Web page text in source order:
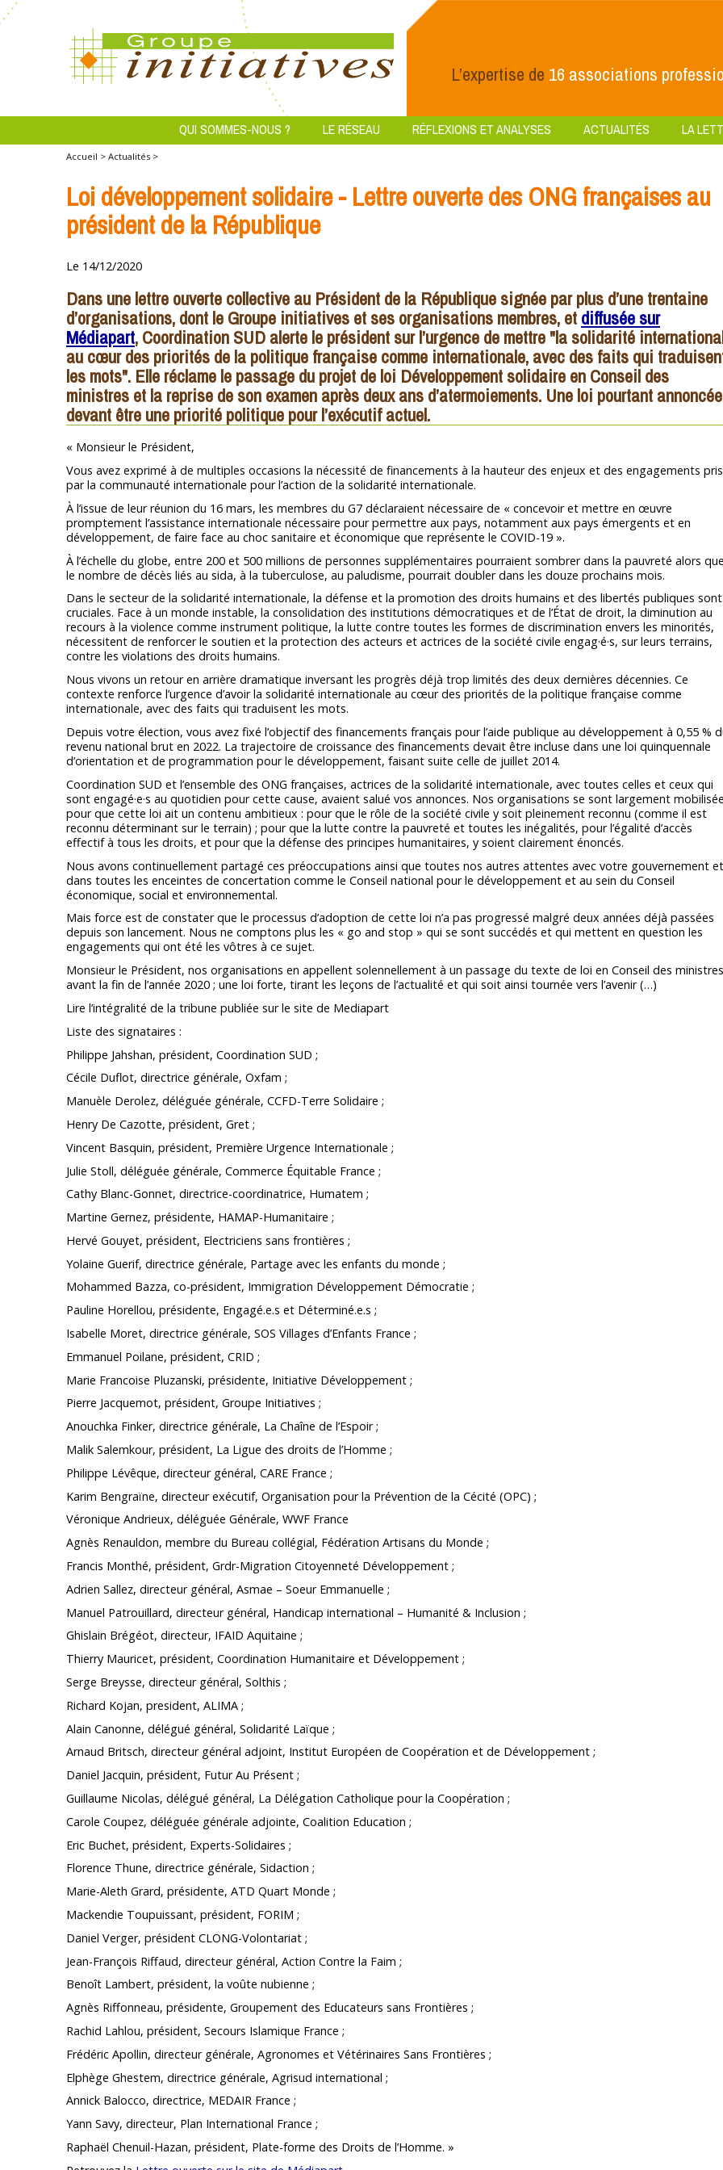
L’expertise de 16 associations
QUI SOMMES-NOUS ? LE RÉSEAU RÉFLEXIONS ET ANALYSES ACTUALITÉS LA
Accueil > Actualités >
Loi développement solidaire - Lettre ouverte des ONG françaises au
président de la République
Le 14/12/2020
Dans une lettre ouverte collective au Président de la République signée par plus d’une trentaine
d’organisations, dont le Groupe initiatives et ses organisations membres, et diffusée sur
Médiapart, Coordination SUD alerte le président sur l’urgence de mettre "la solidarité
au cœur des priorités de la politique française comme internationale, avec des faits qui
les mots". Elle réclame le passage du projet de loi Développement solidaire en Conseil des
ministres et la reprise de son examen après deux ans d’atermoiements. Une loi pourtant annoncée
devant être une priorité politique pour l’exécutif actuel.
« Monsieur le Président,
Vous avez exprimé à de multiples occasions la nécessité de financements à la hauteur des enjeux et des engagements pris
par la communauté internationale pour l’action de la solidarité internationale.
À l’issue de leur réunion du 16 mars, les membres du G7 déclaraient nécessaire de « concevoir et mettre en œuvre
promptement l’assistance internationale nécessaire pour permettre aux pays, notamment aux pays émergents et en
développement, de faire face au choc sanitaire et économique que représente le COVID-19 ».
À l’échelle du globe, entre 200 et 500 millions de personnes supplémentaires pourraient sombrer dans la pauvreté alors que
le nombre de décès liés au sida, à la tuberculose, au paludisme, pourrait doubler dans les douze prochains mois.
Dans le secteur de la solidarité internationale, la défense et la promotion des droits humains et des libertés publiques sont
cruciales. Face à un monde instable, la consolidation des institutions démocratiques et de l’État de droit, la diminution au
recours à la violence comme instrument politique, la lutte contre toutes les formes de discrimination envers les minorités,
nécessitent de renforcer le soutien et la protection des acteurs et actrices de la société civile engag·é·s, sur leurs terrains,
contre les violations des droits humains.
Nous vivons un retour en arrière dramatique inversant les progrès déjà trop limités des deux dernières décennies. Ce
contexte renforce l’urgence d’avoir la solidarité internationale au cœur des priorités de la politique française comme
internationale, avec des faits qui traduisent les mots.
Depuis votre élection, vous avez fixé l’objectif des financements français pour l’aide publique au développement à 0,55 %
revenu national brut en 2022. La trajectoire de croissance des financements devait être incluse dans une loi quinquennale
d’orientation et de programmation pour le développement, faisant suite celle de juillet 2014.
Coordination SUD et l’ensemble des ONG françaises, actrices de la solidarité internationale, avec toutes celles et ceux qui
sont engagé·e·s au quotidien pour cette cause, avaient salué vos annonces. Nos organisations se sont largement
pour que cette loi ait un contenu ambitieux : pour que le rôle de la société civile y soit pleinement reconnu (comme il est
reconnu déterminant sur le terrain) ; pour que la lutte contre la pauvreté et toutes les inégalités, pour l’égalité d’accès
effectif à tous les droits, et pour que la défense des principes humanitaires, y soient clairement énoncés.
Nous avons continuellement partagé ces préoccupations ainsi que toutes nos autres attentes avec votre gouvernement et
dans toutes les enceintes de concertation comme le Conseil national pour le développement et au sein du Conseil
économique, social et environnemental.
Mais force est de constater que le processus d’adoption de cette loi n’a pas progressé malgré deux années déjà passées
depuis son lancement. Nous ne comptons plus les « go and stop » qui se sont succédés et qui mettent en question les
engagements qui ont été les vôtres à ce sujet.
Monsieur le Président, nos organisations en appellent solennellement à un passage du texte de loi en Conseil des ministres
avant la fin de l’année 2020 ; une loi forte, tirant les leçons de l’actualité et qui soit ainsi tournée vers l’avenir (…)
Lire l’intégralité de la tribune publiée sur le site de Mediapart
Liste des signataires :
Philippe Jahshan, président, Coordination SUD ;
Cécile Duflot, directrice générale, Oxfam ;
Manuèle Derolez, déléguée générale, CCFD-Terre Solidaire ;
Henry De Cazotte, président, Gret ;
Vincent Basquin, président, Première Urgence Internationale ;
Julie Stoll, déléguée générale, Commerce Équitable France ;
Cathy Blanc-Gonnet, directrice-coordinatrice, Humatem ;
Martine Gernez, présidente, HAMAP-Humanitaire ;
Hervé Gouyet, président, Electriciens sans frontières ;
Yolaine Guerif, directrice générale, Partage avec les enfants du monde ;
Mohammed Bazza, co-président, Immigration Développement Démocratie ;
Pauline Horellou, présidente, Engagé.e.s et Déterminé.e.s ;
Isabelle Moret, directrice générale, SOS Villages d’Enfants France ;
Emmanuel Poilane, président, CRID ;
Marie Francoise Pluzanski, présidente, Initiative Développement ;
Pierre Jacquemot, président, Groupe Initiatives ;
Anouchka Finker, directrice générale, La Chaîne de l’Espoir ;
Malik Salemkour, président, La Ligue des droits de l’Homme ;
Philippe Lévêque, directeur général, CARE France ;
Karim Bengraïne, directeur exécutif, Organisation pour la Prévention de la Cécité (OPC) ;
Véronique Andrieux, déléguée Générale, WWF France
Agnès Renauldon, membre du Bureau collégial, Fédération Artisans du Monde ;
Francis Monthé, président, Grdr-Migration Citoyenneté Développement ;
Adrien Sallez, directeur général, Asmae – Soeur Emmanuelle ;
Manuel Patrouillard, directeur général, Handicap international – Humanité & Inclusion ;
Ghislain Brégéot, directeur, IFAID Aquitaine ;
Thierry Mauricet, président, Coordination Humanitaire et Développement ;
Serge Breysse, directeur général, Solthis ;
Richard Kojan, president, ALIMA ;
Alain Canonne, délégué général, Solidarité Laïque ;
Arnaud Britsch, directeur général adjoint, Institut Européen de Coopération et de Développement ;
Daniel Jacquin, président, Futur Au Présent ;
Guillaume Nicolas, délégué général, La Délégation Catholique pour la Coopération ;
Carole Coupez, déléguée générale adjointe, Coalition Education ;
Eric Buchet, président, Experts-Solidaires ;
Florence Thune, directrice générale, Sidaction ;
Marie-Aleth Grard, présidente, ATD Quart Monde ;
Mackendie Toupuissant, président, FORIM ;
Daniel Verger, président CLONG-Volontariat ;
Jean-François Riffaud, directeur général, Action Contre la Faim ;
Benoît Lambert, président, la voûte nubienne ;
Agnès Riffonneau, présidente, Groupement des Educateurs sans Frontières ;
Rachid Lahlou, président, Secours Islamique France ;
Frédéric Apollin, directeur générale, Agronomes et Vétérinaires Sans Frontières ;
Elphège Ghestem, directrice générale, Agrisud international ;
Annick Balocco, directrice, MEDAIR France ;
Yann Savy, directeur, Plan International France ;
Raphaël Chenuil-Hazan, président, Plate-forme des Droits de l’Homme. »